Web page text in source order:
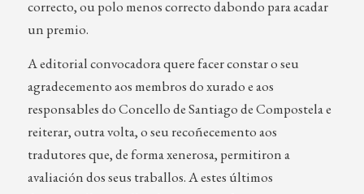
correcto, ou polo menos correcto dabondo para acadar
un premio.
A editorial convocadora quere facer constar o seu
agradecemento aos membros do xurado e aos
responsables do Concello de Santiago de Compostela e
reiterar, outra volta, o seu recoñecemento aos
tradutores que, de forma xenerosa, permitiron a
avaliación dos seus traballos. A estes últimos